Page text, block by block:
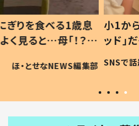
歳息
？」
編集部
小1から不登校、息子
ッド」だった 父が“
作り続ける理由とは #
#令和の子
SNSで話題 ほ・とせ